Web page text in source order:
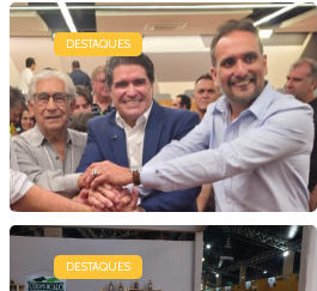
DESTAQUES
DESTAQUES